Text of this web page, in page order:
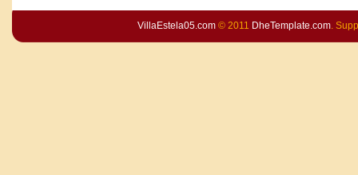
VillaEstela05.com© 2011 DheTemplate.com.